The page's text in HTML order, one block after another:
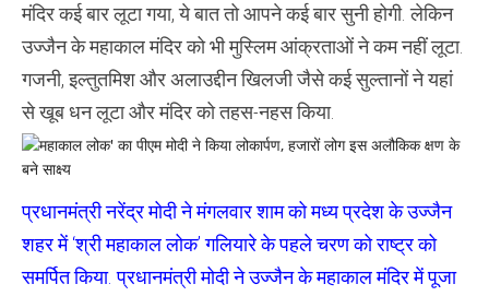
मंदिर कई बार लूटा गया, ये बात तो आपने कई बार सुनी होगी. लेकिन
उज्‍जैन के महाकाल मंदिर को भी मुस्लिम आंक्रताओं ने कम नहीं लूटा.
गजनी, इल्तुतमिश और अलाउद्दीन खिलजी जैसे कई सुल्‍तानों ने यहां
से खूब धन लूटा और मंदिर को तहस-नहस किया.
प्रधानमंत्री नरेंद्र मोदी ने मंगलवार शाम को मध्य प्रदेश के उज्जैन
शहर में ‘श्री महाकाल लोक’ गलियारे के पहले चरण को राष्ट्र को
समर्पित किया. प्रधानमंत्री मोदी ने उज्जैन के महाकाल मंदिर में पूजा